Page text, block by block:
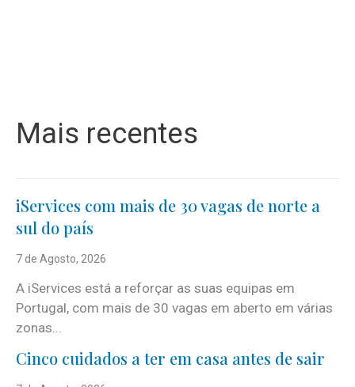
Mais recentes
iServices com mais de 30 vagas de norte a
sul do país
7 de Agosto, 2026
A iServices está a reforçar as suas equipas em
Portugal, com mais de 30 vagas em aberto em várias
zonas...
Cinco cuidados a ter em casa antes de sair